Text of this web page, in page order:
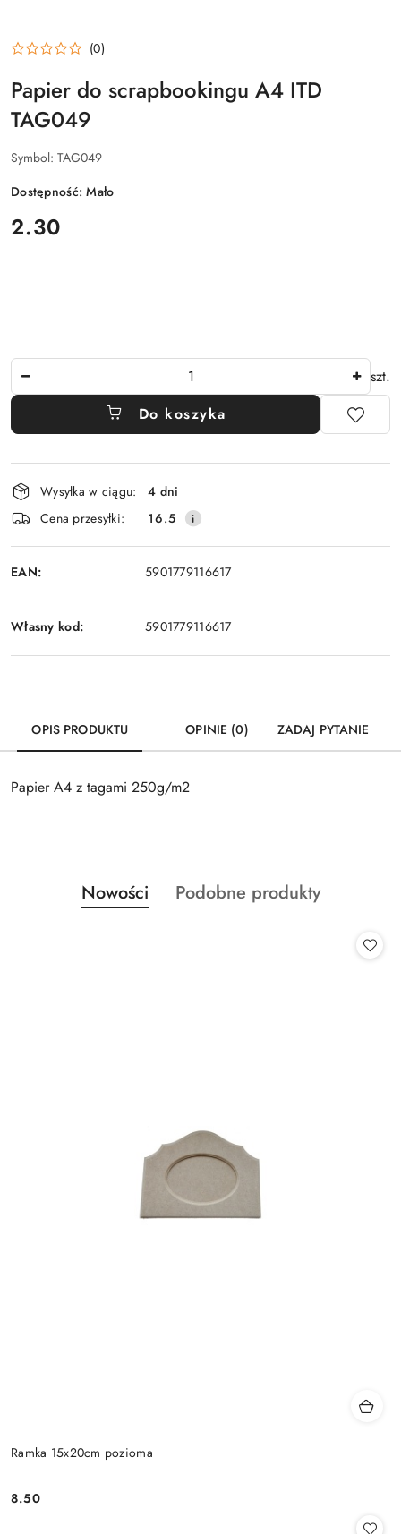
(0)
Papier do scrapbookingu A4 ITD
TAG049
Symbol: TAG049
Dostępność:Mało
cena:
2.30
szt.
Do koszyka
Dostępność
i
dostawa
Wysyłka w ciągu:
4 dni
Cena przesyłki:
16.5
EAN: 5901779116617
Własny kod: 5901779116617
OPIS PRODUKTU OPINIE (0) ZADAJ PYTANIE
Papier A4 z tagami 250g/m2
Pomiń karuzelę produktów
Produkty
o
Nowości
Produkty
Podobne produkty
Ramka 15x20cm pozioma
Cena:
8.50